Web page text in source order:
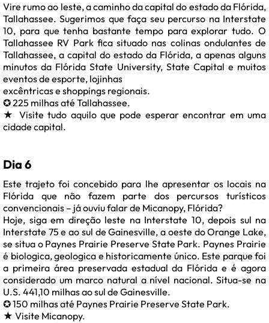
Vire rumo ao leste, a caminho da capital do estado da Flórida,
Tallahassee. Sugerimos que faça seu percurso na Interstate
10, para que tenha bastante tempo para explorar tudo. O
Tallahassee RV Park fica situado nas colinas ondulantes de
Tallahassee, a capital do estado da Flórida, a apenas alguns
minutos da Flórida State University, State Capital e muitos
eventos de esporte, lojinhas
excêntricas e shoppings regionais.
✪ 225 milhas até Tallahassee.
★ Visite tudo aquilo que pode esperar encontrar em uma
cidade capital.
Dia 6
Este trajeto foi concebido para lhe apresentar os locais na
Flórida que não fazem parte dos percursos turísticos
convencionais – já ouviu falar de Micanopy, Flórida?
Hoje, siga em direção leste na Interstate 10, depois sul na
Interstate 75 e ao sul de Gainesville, a oeste do Orange Lake,
se situa o Paynes Prairie Preserve State Park. Paynes Prairie
é biologica, geologica e historicamente único. Este parque foi
a primeira área preservada estadual da Flórida e é agora
considerado um marco natural a nível nacional. Situa-se na
U.S. 441,10 milhas ao sul de Gainesville.
✪ 150 milhas até Paynes Prairie Preserve State Park.
★ Visite Micanopy.